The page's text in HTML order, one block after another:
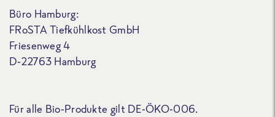
Büro Hamburg:
FRoSTA Tiefkühlkost GmbH
Friesenweg 4
D-22763 Hamburg
Für alle Bio-Produkte gilt DE-ÖKO-006.